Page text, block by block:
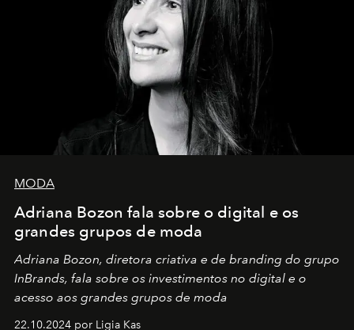
MODA
Adriana Bozon fala sobre o digital e os
grandes grupos de moda
Adriana Bozon, diretora criativa e de branding do grupo
InBrands, fala sobre os investimentos no digital e o
acesso aos grandes grupos de moda
22.10.2024 por Ligia Kas